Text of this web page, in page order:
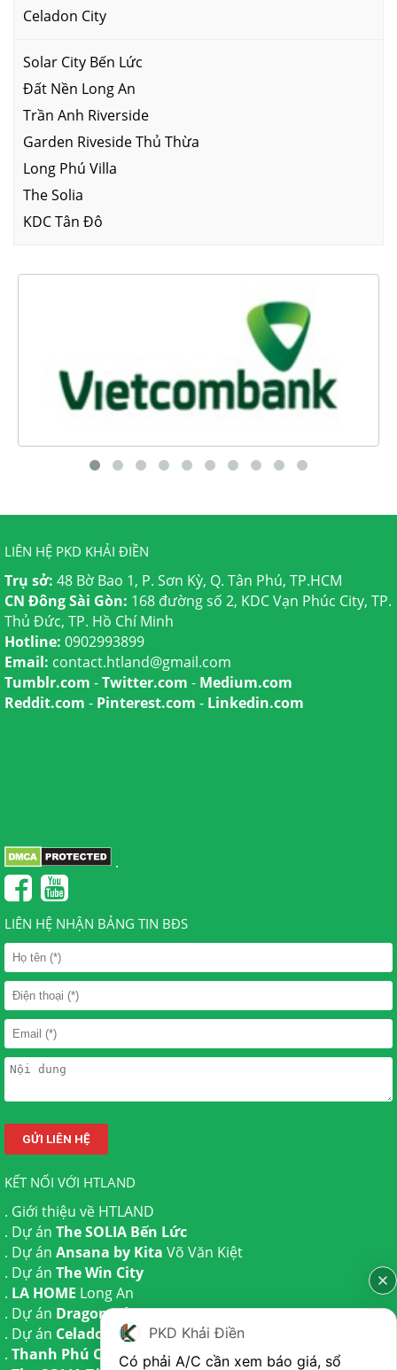
Celadon City
Solar City Bến Lức
Đất Nền Long An
Trần Anh Riverside
Garden Riveside Thủ Thừa
Long Phú Villa
The Solia
KDC Tân Đô
LIÊN HỆ PKD KHẢI ĐIỀN
Trụ sở: 48 Bờ Bao 1, P. Sơn Kỳ, Q. Tân Phú, TP.HCM
CN Đông Sài Gòn: 168 đường số 2, KDC Vạn Phúc City, TP.
Thủ Đức, TP. Hồ Chí Minh
Hotline: 0902993899
Email: contact.htland@gmail.com
Tumblr.com -Twitter.com - Medium.com
Reddit.com - Pinterest.com - Linkedin.com
.
LIÊN HỆ NHẬN BẢNG TIN BĐS
KẾT NỐI VỚI HTLAND
. Giới thiệu về HTLAND
. Dự án The SOLIA Bến Lức
. Dự án Ansana by Kita Võ Văn Kiệt
. Dự án The Win City
. LA HOME Long An
. Dự án Dragon Eden Long An
. Dự án Celadon City
Tân Phú
. Thanh Phú Centre PointBến Lức
PKD Khải Điền
Có phải A/C cần xem báo giá, sổ